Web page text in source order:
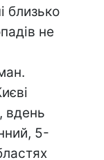
близько
не
вдень
5-